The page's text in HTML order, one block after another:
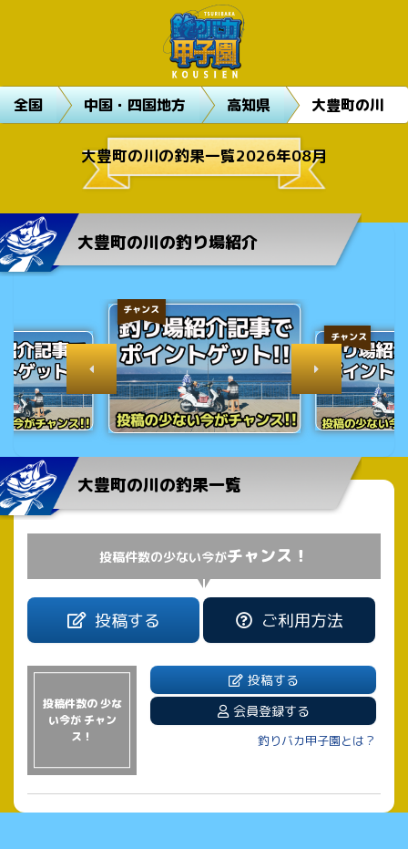
全国 中国・四国地方 高知県 大豊町の川
大豊町の川の釣果一覧2026年08月
大豊町の川の釣り場紹介
チャンス
チャンス
大豊町の川の釣果一覧
投稿件数の少ない今がチャンス！
投稿する ご利用方法
投稿件数の 少な
い今が チャン
ス！
投稿する
会員登録する
釣りバカ甲子園とは？